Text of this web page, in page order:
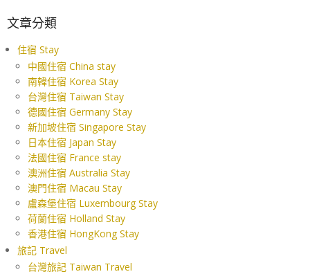
文章分類
住宿 Stay
中國住宿 China stay
南韓住宿 Korea Stay
台灣住宿 Taiwan Stay
德國住宿 Germany Stay
新加坡住宿 Singapore Stay
日本住宿 Japan Stay
法國住宿 France stay
澳洲住宿 Australia Stay
澳門住宿 Macau Stay
盧森堡住宿 Luxembourg Stay
荷蘭住宿 Holland Stay
香港住宿 HongKong Stay
旅記 Travel
台灣旅記 Taiwan Travel